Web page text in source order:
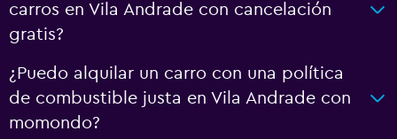
carros en Vila Andrade con cancelación
gratis?
¿Puedo alquilar un carro con una política
de combustible justa en Vila Andrade con
momondo?